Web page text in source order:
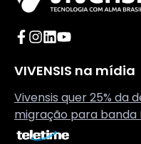
Acesse o
Acesse o
Acesse o
Acesse o
VIVENSIS na mídia
Vivensis quer 25% da
migração para banda